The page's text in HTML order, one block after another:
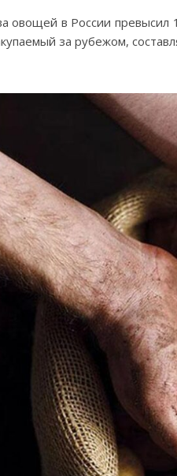
овощей в России
за рубежом,